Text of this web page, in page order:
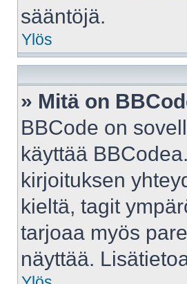
sääntöjä.
Ylös
» Mitä on
BBCode on
käyttää
kirjoituksen
kieltä, tagit
tarjoaa myös
näyttää.